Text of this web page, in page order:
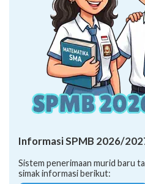
Informasi SPMB 2026/
Sistem penerimaan murid baru
simak informasi berikut: